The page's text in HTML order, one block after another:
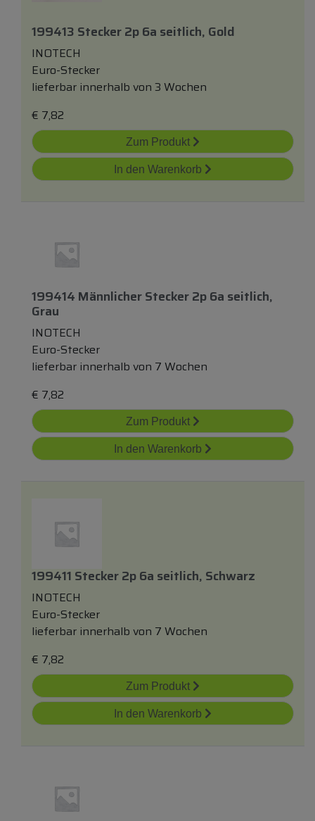
199413 Stecker 2p 6a seitlich, Gold
INOTECH
Euro-Stecker
lieferbar innerhalb von 3 Wochen
€ 7,82
Zum Produkt
In den Warenkorb
199414 Männlicher Stecker 2p 6a seitlich,
Grau
INOTECH
Euro-Stecker
lieferbar innerhalb von 7 Wochen
€ 7,82
Zum Produkt
In den Warenkorb
199411 Stecker 2p 6a seitlich, Schwarz
INOTECH
Euro-Stecker
lieferbar innerhalb von 7 Wochen
€ 7,82
Zum Produkt
In den Warenkorb